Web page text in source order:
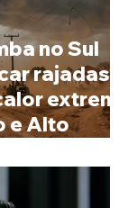
no Sul
rajadas
extremo
e Alto